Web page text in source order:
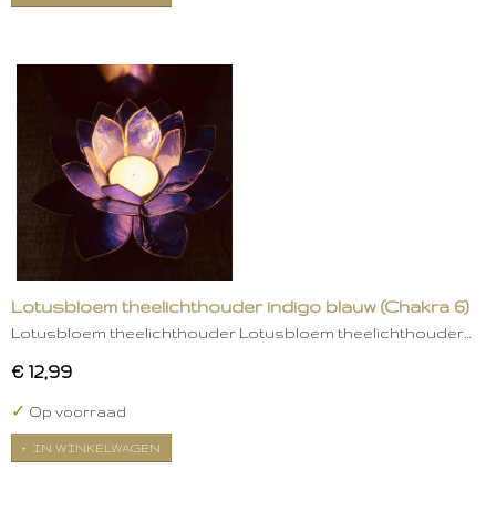
Lotusbloem theelichthouder indigo blauw (Chakra 6)
Lotusbloem theelichthouder Lotusbloem theelichthouder…
€ 12,99
✓ Op voorraad
IN WINKELWAGEN